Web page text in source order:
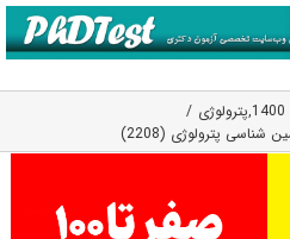
,پترولوژی